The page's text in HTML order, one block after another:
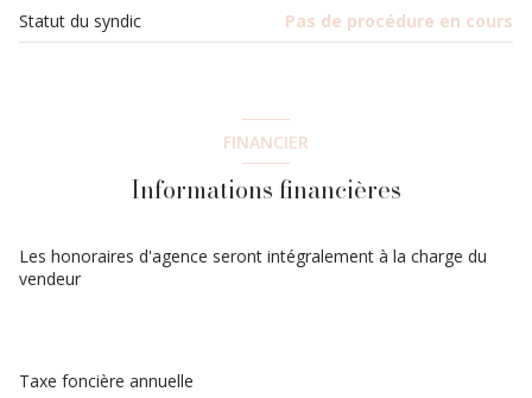
Statut du syndic Pas de procédure en cours
FINANCIER
Informations financières
Les honoraires d'agence seront intégralement à la charge du
vendeur
Taxe foncière annuelle